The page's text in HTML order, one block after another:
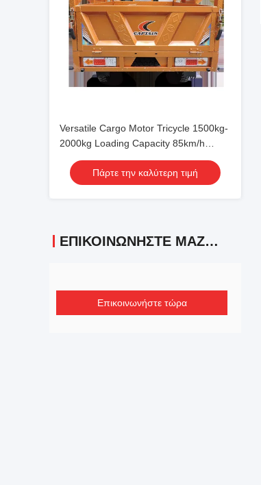
Versatile Cargo Motor Tricycle 1500kg-
2000kg Loading Capacity 85km/h
Speed and 3.8L/100km Fuel
ConsumptionΠάρτε την καλύτερη τιμή
ΕΠΙΚΟΙΝΩΝΉΣΤΕ ΜΑΖΊ ΜΑΣ
Επικοινωνήστε τώρα